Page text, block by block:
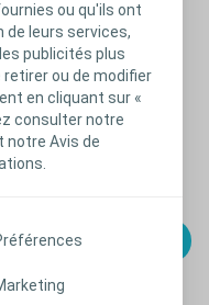
ou qu'ils ont
leurs services,
publicités plus
ou de modifier
en cliquant sur «
consulter notre
notre Avis de
SAS, en tant que
la société Coloplast
« Coloplast »).
produits et